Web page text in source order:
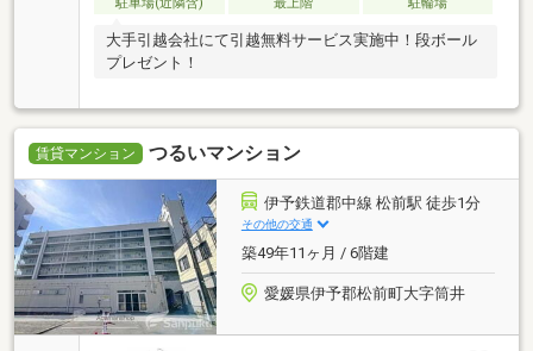
大手引越会社にて引越無料サービス実施中！段ボール
プレゼント！
賃貸マンション つるいマンション
伊予鉄道郡中線 松前駅 徒歩1分
その他の交通
築49年11ヶ月 / 6階建
愛媛県伊予郡松前町大字筒井